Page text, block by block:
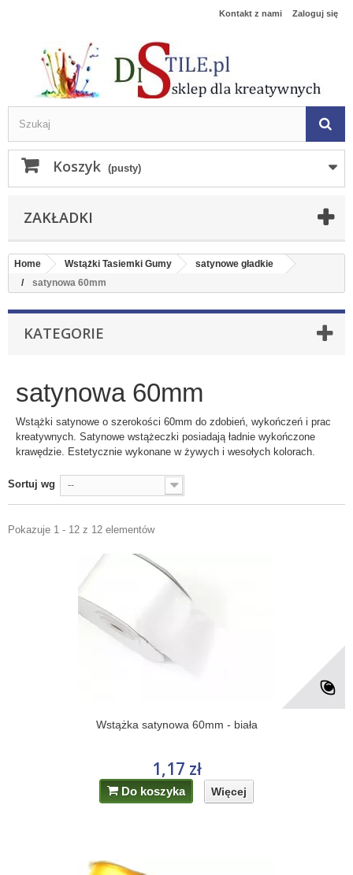
Zaloguj się
Kontakt z nami
Koszyk (pusty)
ZAKŁADKI
Home Wstążki Tasiemki Gumy
satynowe gładkie
satynowa 60mm
KATEGORIE
satynowa 60mm
Wstążki satynowe o szerokości 60mm do zdobień, wykończeń i prac
kreatywnych. Satynowe wstążeczki posiadają ładnie wykończone
krawędzie. Estetycznie wykonane w żywych i wesołych kolorach.
Sortuj wg --
Pokazuje 1 - 12 z 12 elementów
Wstążka satynowa 60mm - biała
1,17 zł
Do koszyka Więcej